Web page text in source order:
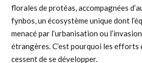
florales de protéas, accompagnées
fynbos, un écosystème unique dont
menacé par l’urbanisation ou
étrangères. C’est pourquoi les efforts
cessent de se développer.